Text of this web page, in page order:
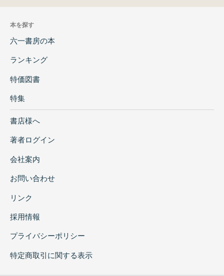
本を探す
六一書房の本
ランキング
特価図書
特集
書店様へ
著者ログイン
会社案内
お問い合わせ
リンク
採用情報
プライバシーポリシー
特定商取引に関する表示